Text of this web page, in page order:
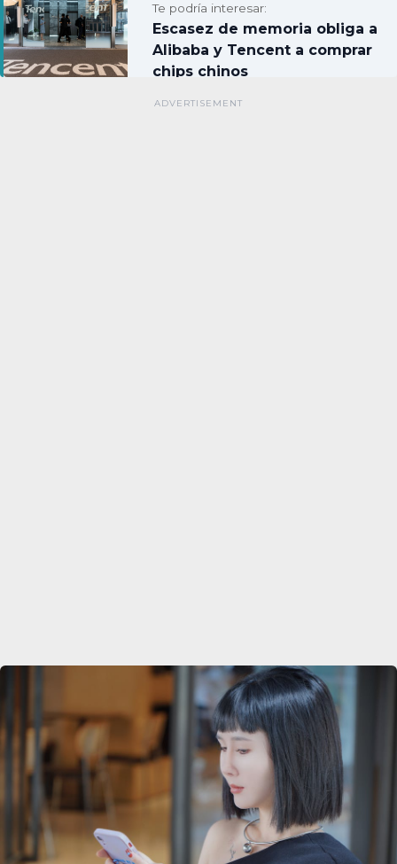
Te podría interesar:
Escasez de memoria obliga a
Alibaba y Tencent a comprar
chips chinos